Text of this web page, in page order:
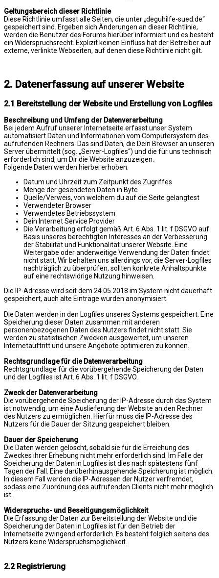
Geltungsbereich dieser Richtlinie
Diese Richtlinie umfasst alle Seiten, die unter „deguhilfe-sued.de“
gespeichert sind. Ergeben sich Änderungen an dieser Richtlinie,
werden die Benutzer des Forums hierüber informiert und es besteht
ein Widerspruchsrecht. Explizit keinen Einfluss hat der Betreiber auf
externe, verlinkte Webseiten, auf denen diese Richtlinie nicht gilt.
2. Datenerfassung auf unserer Website
2.1 Bereitstellung der Website und Erstellung von Logfiles
Beschreibung und Umfang der Datenverarbeitung
Bei jedem Aufruf unserer Internetseite erfasst unser System
automatisiert Daten und Informationen vom Computersystem des
aufrufenden Rechners. Das sind Daten, die Dein Browser an unseren
Server übermittelt (sog. „Server-Logfiles“) und die für uns technisch
erforderlich sind, um Dir die Website anzuzeigen.
Folgende Daten werden hierbei erhoben:
Datum und Uhrzeit zum Zeitpunkt des Zugriffes
Menge der gesendeten Daten in Byte
Quelle/Verweis, von welchem du auf die Seite gelangtest
Verwendeter Browser
Verwendetes Betriebssystem
Dein Internet Service Provider
Die Verarbeitung erfolgt gemäß Art. 6 Abs. 1 lit. f DSGVO auf
Basis unseres berechtigten Interesses an der Verbesserung
der Stabilität und Funktionalität unserer Website. Eine
Weitergabe oder anderweitige Verwendung der Daten findet
nicht statt. Wir behalten uns allerdings vor, die Server-Logfiles
nachträglich zu überprüfen, sollten konkrete Anhaltspunkte
auf eine rechtswidrige Nutzung hinweisen.
Die IP-Adresse wird seit dem 24.05.2018 im System nicht dauerhaft
gespeichert, auch alte Einträge wurden anonymisiert.
Die Daten werden in den Logfiles unseres Systems gespeichert. Eine
Speicherung dieser Daten zusammen mit anderen
personenbezogenen Daten des Nutzers findet nicht statt. Sie
werden zu statistischen Zwecken ausgewertet, um unseren
Internetauftritt und unsere Angebote optimieren zu können.
Rechtsgrundlage für die Datenverarbeitung
Rechtsgrundlage für die vorübergehende Speicherung der Daten
und der Logfiles ist Art. 6 Abs. 1 lit. f DSGVO.
Zweck der Datenverarbeitung
Die vorübergehende Speicherung der IP-Adresse durch das System
ist notwendig, um eine Auslieferung der Website an den Rechner
des Nutzers zu ermöglichen. Hierfür muss die IP-Adresse des
Nutzers für die Dauer der Sitzung gespeichert bleiben.
Dauer der Speicherung
Die Daten werden gelöscht, sobald sie für die Erreichung des
Zweckes ihrer Erhebung nicht mehr erforderlich sind. Im Falle der
Speicherung der Daten in Logfiles ist dies nach spätestens fünf
Tagen der Fall. Eine darüberhinausgehende Speicherung ist möglich.
In diesem Fall werden die IP-Adressen der Nutzer verfremdet,
sodass eine Zuordnung des aufrufenden Clients nicht mehr möglich
ist.
Widerspruchs- und Beseitigungsmöglichkeit
Die Erfassung der Daten zur Bereitstellung der Website und die
Speicherung der Daten in Logfiles ist für den Betrieb der
Internetseite zwingend erforderlich. Es besteht folglich seitens des
Nutzers keine Widerspruchsmöglichkeit.
2.2 Registrierung